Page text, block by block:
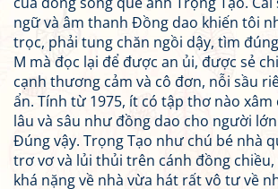
ngữ và âm thanh Đồng dao khiến tôi
trọc, phải tung chăn ngồi dậy, tìm
M mà đọc lại để được an ủi, được sẻ
cạnh thương cảm và cô đơn, nỗi sầu
ẩn. Tính từ 1975, ít có tập thơ nào
lâu và sâu như đồng dao cho người
Đúng vậy. Trọng Tạo như chú bé nhà
trơ vơ và lủi thủi trên cánh đồng chiều,
khá nặng về nhà vừa hát rất vô tư về